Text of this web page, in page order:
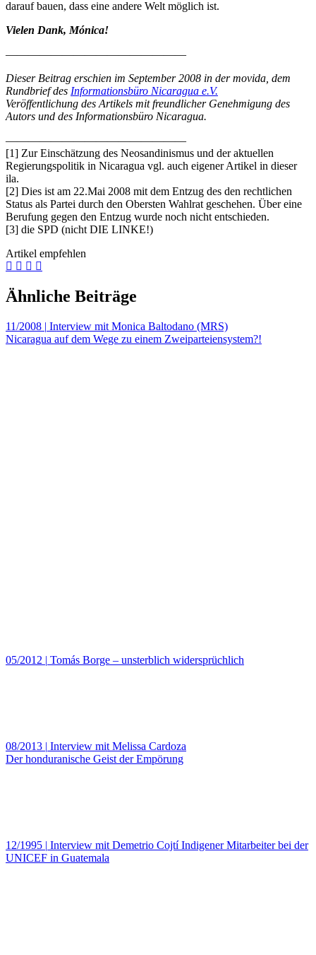
darauf bauen, dass eine andere Welt möglich ist.
Vielen Dank, Mónica!
————————————————
Dieser Beitrag erschien im September 2008 in der movida, dem
Rundbrief des Informationsbüro Nicaragua e.V.
Veröffentlichung des Artikels mit freundlicher Genehmigung des
Autors und des Informationsbüro Nicaragua.
————————————————
[1] Zur Einschätzung des Neosandinismus und der aktuellen
Regierungspolitik in Nicaragua vgl. auch eigener Artikel in dieser
ila.
[2] Dies ist am 22.Mai 2008 mit dem Entzug des den rechtlichen
Status als Partei durch den Obersten Wahlrat geschehen. Über eine
Berufung gegen den Entzug wurde noch nicht entschieden.
[3] die SPD (nicht DIE LINKE!)
Artikel empfehlen
Ähnliche Beiträge
11/2008 | Interview mit Monica Baltodano (MRS)
Nicaragua auf dem Wege zu einem Zweiparteiensystem?!
05/2012 | Tomás Borge – unsterblich widersprüchlich
08/2013 | Interview mit Melissa Cardoza
Der honduranische Geist der Empörung
12/1995 | Interview mit Demetrio Cojtí Indigener Mitarbeiter bei der
UNICEF in Guatemala